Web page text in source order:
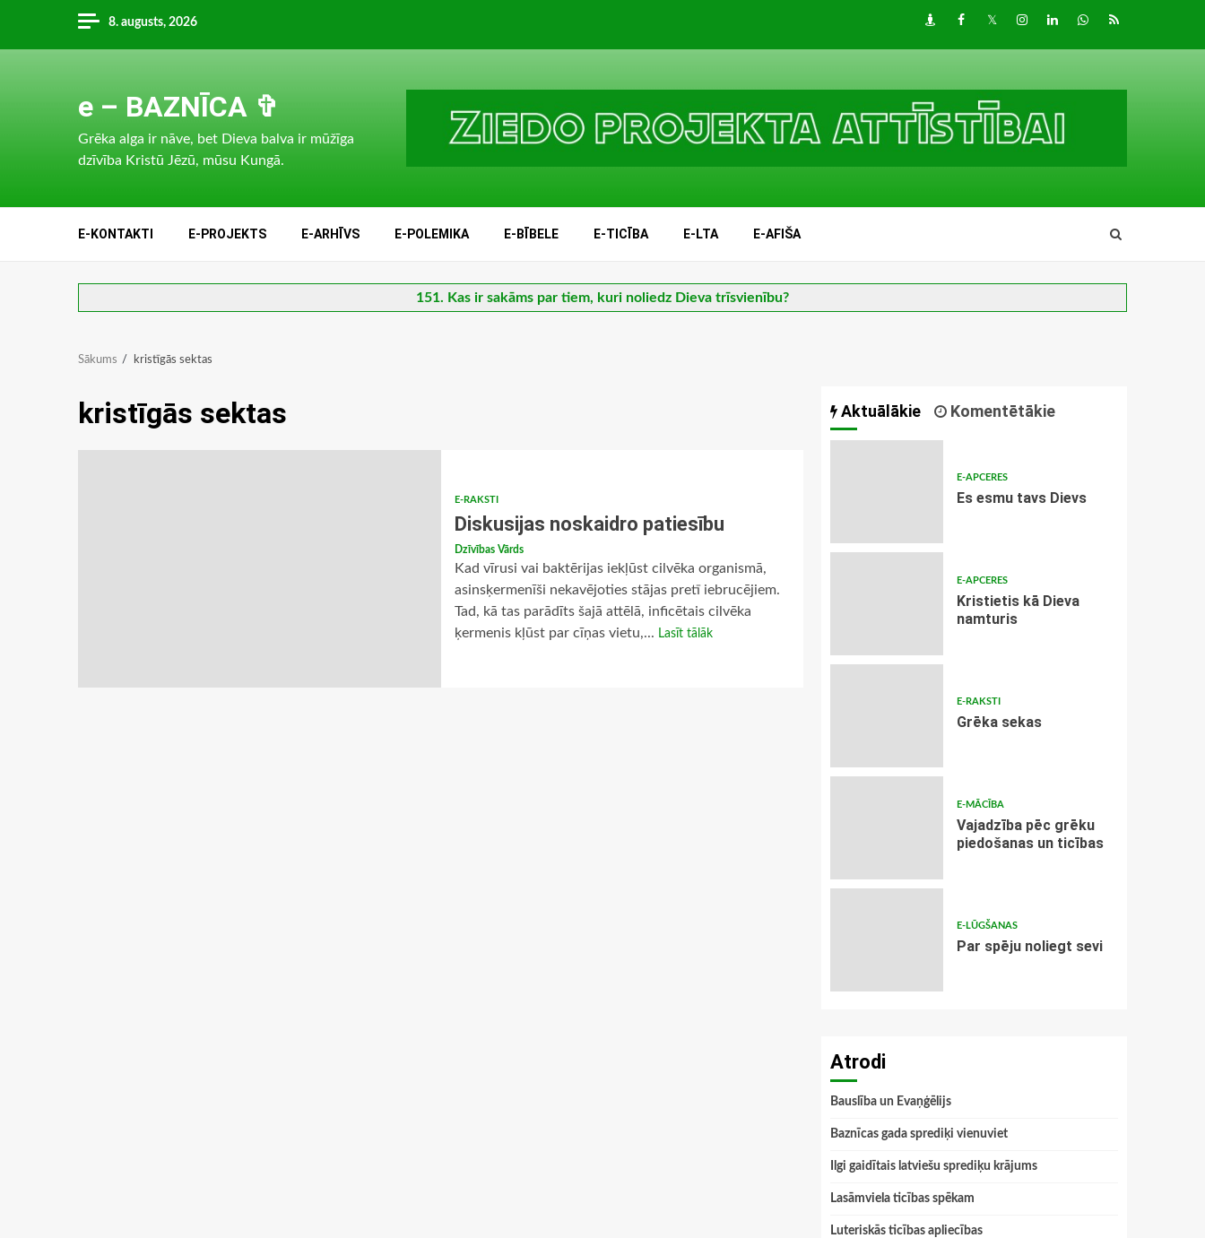
content
8. augusts, 2026 DraugiemFacebook
TwitterInstagram
LinkedInwhatsapp
RSS
e – BAZNĪCA ✞
Grēka alga ir nāve, bet Dieva balva ir mūžīga
dzīvība Kristū Jēzū, mūsu Kungā.
E-KONTAKTI E-PROJEKTS E-ARHĪVS E-POLEMIKA E-BĪBELE E-TICĪBA E-LTA E-AFIŠA
151. Kas ir sakāms par tiem, kuri noliedz Dieva trīsvienību?
Sākums kristīgās sektas
kristīgās sektas
E-RAKSTI
Diskusijas noskaidro patiesību
Dzīvības Vārds
Kad vīrusi vai baktērijas iekļūst cilvēka organismā,
asinsķermenīši nekavējoties stājas pretī iebrucējiem.
Tad, kā tas parādīts šajā attēlā, inficētais cilvēka
ķermenis kļūst par cīņas vietu,... Lasīt tālāk
Aktuālākie Komentētākie
E-APCERES
Es esmu tavs Dievs
E-APCERES
Kristietis kā Dieva
namturis
E-RAKSTI
Grēka sekas
E-MĀCĪBA
Vajadzība pēc grēku
piedošanas un ticības
E-LŪGŠANAS
Par spēju noliegt sevi
Atrodi
Bauslība un Evaņģēlijs
Baznīcas gada sprediķi vienuviet
Ilgi gaidītais latviešu sprediķu krājums
Lasāmviela ticības spēkam
Luteriskās ticības apliecības